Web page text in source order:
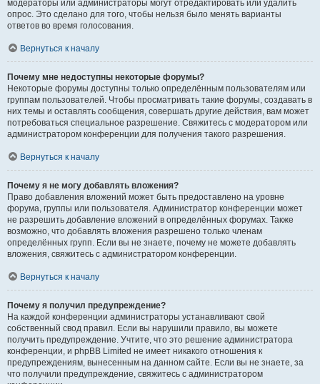
модераторы или администраторы могут отредактировать или удалить
опрос. Это сделано для того, чтобы нельзя было менять варианты
ответов во время голосования.
Вернуться к началу
Почему мне недоступны некоторые форумы?
Некоторые форумы доступны только определённым пользователям или
группам пользователей. Чтобы просматривать такие форумы, создавать в
них темы и оставлять сообщения, совершать другие действия, вам может
потребоваться специальное разрешение. Свяжитесь с модератором или
администратором конференции для получения такого разрешения.
Вернуться к началу
Почему я не могу добавлять вложения?
Право добавления вложений может быть предоставлено на уровне
форума, группы или пользователя. Администратор конференции может
не разрешить добавление вложений в определённых форумах. Также
возможно, что добавлять вложения разрешено только членам
определённых групп. Если вы не знаете, почему не можете добавлять
вложения, свяжитесь с администратором конференции.
Вернуться к началу
Почему я получил предупреждение?
На каждой конференции администраторы устанавливают свой
собственный свод правил. Если вы нарушили правило, вы можете
получить предупреждение. Учтите, что это решение администратора
конференции, и phpBB Limited не имеет никакого отношения к
предупреждениям, вынесенным на данном сайте. Если вы не знаете, за
что получили предупреждение, свяжитесь с администратором